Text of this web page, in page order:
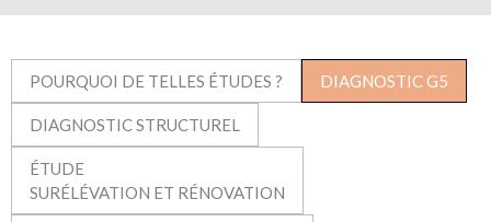
POURQUOI DE TELLES ÉTUDES ? DIAGNOSTIC G5
DIAGNOSTIC STRUCTUREL
ÉTUDE
SURÉLÉVATION ET RÉNOVATION